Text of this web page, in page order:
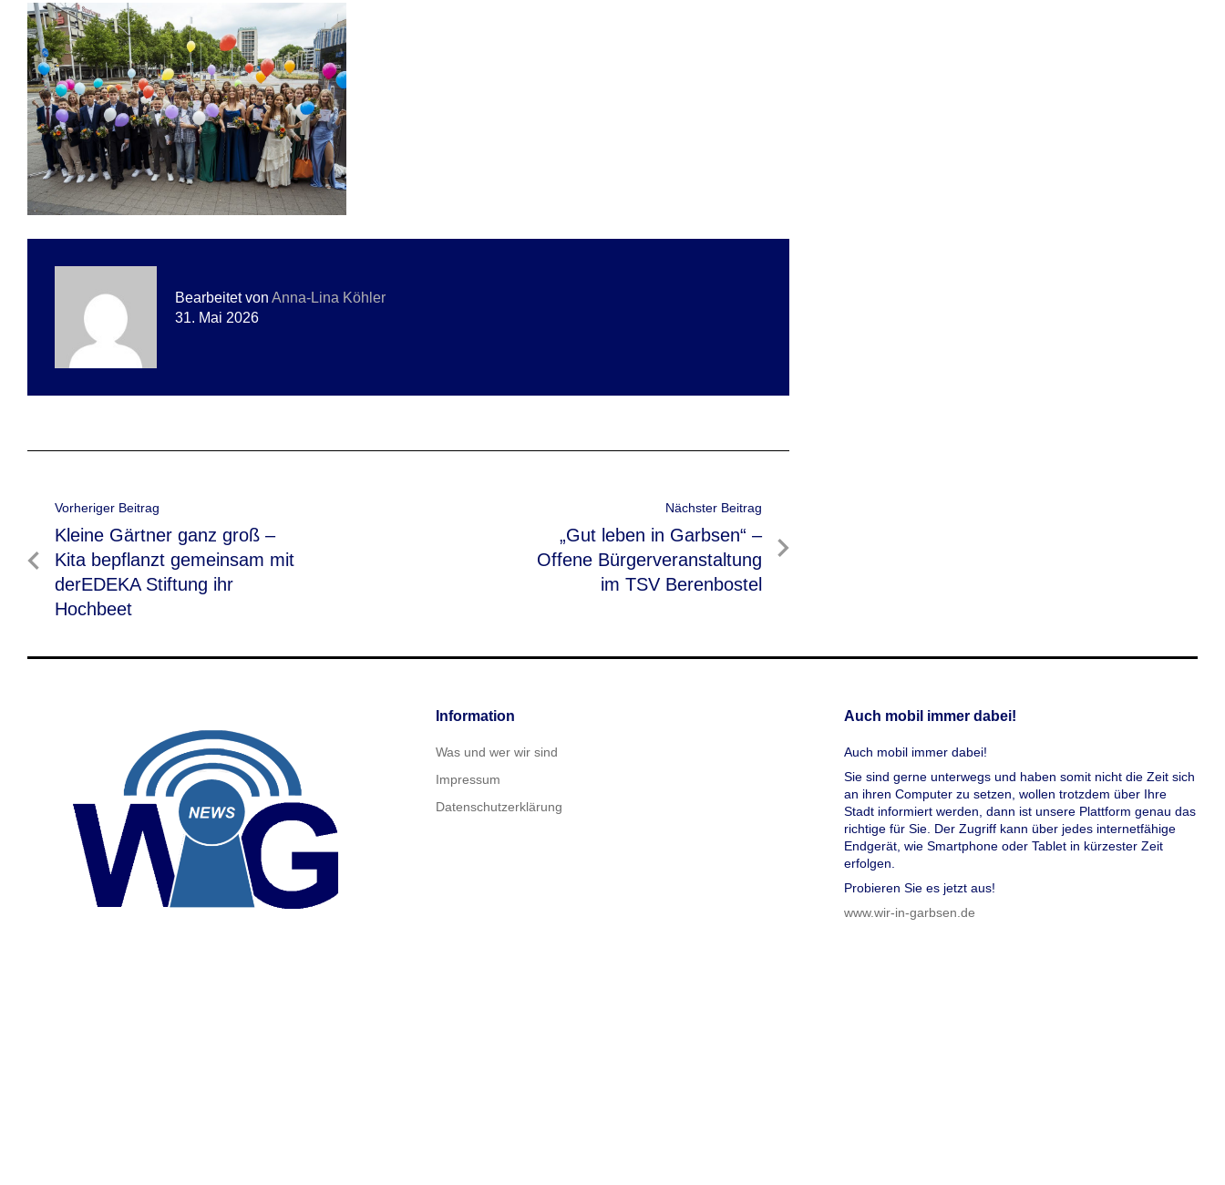
Bearbeitet von Anna-Lina Köhler
31. Mai 2026
Beitragsnavigation
Vorheriger Beitrag
Vorheriger
Beitrag
Kleine Gärtner ganz groß –
Kita bepflanzt gemeinsam mit
derEDEKA Stiftung ihr
Hochbeet
Nächster Beitrag
Nächster
Beitrag
„Gut leben in Garbsen“ –
Offene Bürgerveranstaltung
im TSV Berenbostel
Information
Was und wer wir sind
Impressum
Datenschutzerklärung
Auch mobil immer dabei!
Auch mobil immer dabei!
Sie sind gerne unterwegs und haben somit nicht die Zeit sich
an ihren Computer zu setzen, wollen trotzdem über Ihre
Stadt informiert werden, dann ist unsere Plattform genau das
richtige für Sie. Der Zugriff kann über jedes internetfähige
Endgerät, wie Smartphone oder Tablet in kürzester Zeit
erfolgen.
Probieren Sie es jetzt aus!
www.wir-in-garbsen.de